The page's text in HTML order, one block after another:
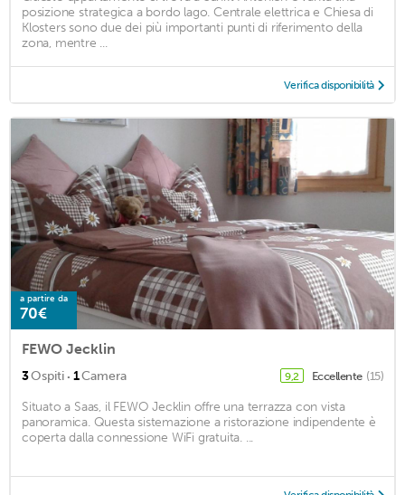
posizione strategica a bordo lago. Centrale elettrica e Chiesa di
Klosters sono due dei più importanti punti di riferimento della
zona, mentre ...
Verifica disponibilità
a partire da
70€
FEWO Jecklin
3Ospiti · 1Camera 9,2 Eccellente (15)
Situato a Saas, il FEWO Jecklin offre una terrazza con vista
panoramica. Questa sistemazione a ristorazione indipendente è
coperta dalla connessione WiFi gratuita. ...